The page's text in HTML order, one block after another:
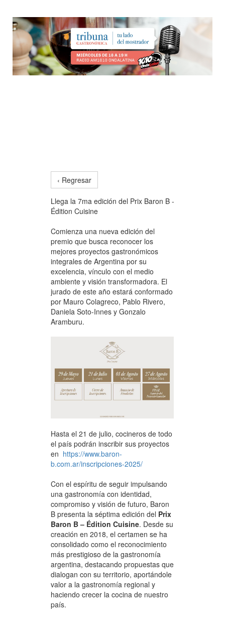
‹ Regresar
Llega la 7ma edición del Prix Baron B -
Édition Cuisine
Comienza una nueva edición del
premio que busca reconocer los
mejores proyectos gastronómicos
integrales de Argentina por su
excelencia, vínculo con el medio
ambiente y visión transformadora. El
jurado de este año estará conformado
por Mauro Colagreco, Pablo Rivero,
Daniela Soto-Innes y Gonzalo
Aramburu.
Hasta el 21 de julio, cocineros de todo
el país podrán inscribir sus proyectos
en https://www.baron-
b.com.ar/inscripciones-2025/
Con el espíritu de seguir impulsando
una gastronomía con identidad,
compromiso y visión de futuro, Baron
B presenta la séptima edición del Prix
Baron B – Édition Cuisine. Desde su
creación en 2018, el certamen se ha
consolidado como el reconocimiento
más prestigioso de la gastronomía
argentina, destacando propuestas que
dialogan con su territorio, aportándole
valor a la gastronomía regional y
haciendo crecer la cocina de nuestro
país.